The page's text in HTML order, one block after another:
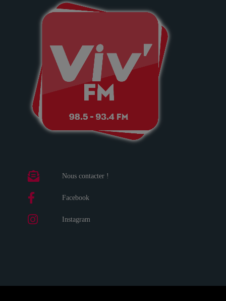
Nous contacter !
Facebook
Instagram